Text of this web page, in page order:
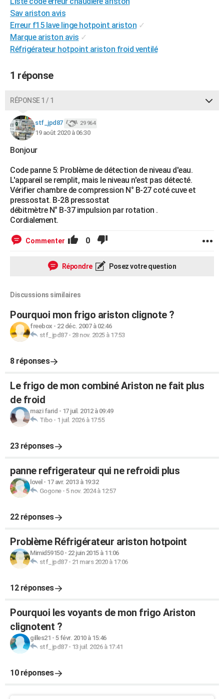
Destinations
City break
Voyage nature
Voyage de noces
Forum
Climat
+PHOTO
GUIDES D'ACHAT
BONS PLANS
CARTE DE VOEUX
COPAINS D'AVANT
S'inscrire
Se connecter
Lycées
Collèges
Primaires
Universités
Entreprises
Service militaire
Avis de recherche
AVIS DE DÉCÈS
FORUM
Bricolage
Lifestyle
Culture
Sport
Auto
Television
Voyage
Cinema
Sav ariston avis
Erreur f15 lave linge hotpoint ariston ✓
Marque ariston avis ✓
Réfrigérateur hotpoint ariston froid ventilé
1 réponse
RÉPONSE 1 / 1
stf_jpd87 29 964
19 août 2020 à 06:30
Bonjour
Code panne 5: Problème de détection de niveau d'eau.
L'appareil se remplit, mais le niveau n'est pas détecté.
Vérifier chambre de compression N° B-27 coté cuve et
pressostat. B-28 pressostat
débitmètre N° B-37 impulsion par rotation .
Cordialement.
Commenter 0
Répondre Posez votre question
Discussions similaires
Pourquoi mon frigo ariston clignote ?
freebox - 22 déc. 2007 à 02:46
stf_jpd87- 28 nov. 2025 à 17:53
8 réponses
Le frigo de mon combiné Ariston ne fait plus
de froid
mazi farid - 17 juil. 2012 à 09:49
Tibo- 1 juil. 2026 à 17:55
23 réponses
panne refrigerateur qui ne refroidi plus
lovel - 17 avr. 2013 à 19:32
Gogone- 5 nov. 2024 à 12:57
22 réponses
Problème Réfrigérateur ariston hotpoint
Mimid59150- 22 juin 2015 à 11:06
stf_jpd87- 21 mars 2020 à 17:06
12 réponses
Pourquoi les voyants de mon frigo Ariston
clignotent ?
gilles21 - 5 févr. 2010 à 15:46
stf_jpd87- 13 juil. 2026 à 17:41
10 réponses